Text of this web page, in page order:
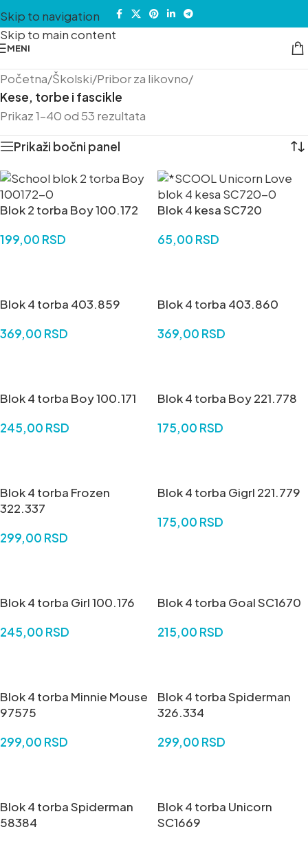
Skip to navigation
Skip to main content
MENI
Početna/Školski/Pribor za likovno/
Kese, torbe i fascikle
Prikaz 1–40 od 53 rezultata
Prikaži bočni panel
Blok 2 torba Boy 100.172
199,00 RSD
Blok 4 kesa SC720
65,00 RSD
Blok 4 torba 403.859
369,00 RSD
Blok 4 torba 403.860
369,00 RSD
Blok 4 torba Boy 100.171
245,00 RSD
Blok 4 torba Boy 221.778
175,00 RSD
Blok 4 torba Frozen
322.337
299,00 RSD
Blok 4 torba Gigrl 221.779
175,00 RSD
Blok 4 torba Girl 100.176
245,00 RSD
Blok 4 torba Goal SC1670
215,00 RSD
Blok 4 torba Minnie Mouse
97575
299,00 RSD
Blok 4 torba Spiderman
326.334
299,00 RSD
Blok 4 torba Spiderman
58384
Blok 4 torba Unicorn
SC1669